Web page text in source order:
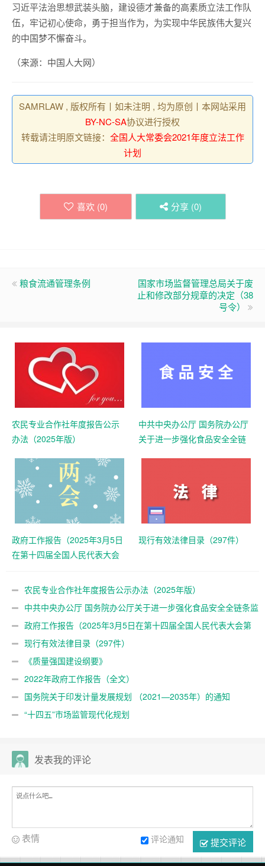
习近平法治思想武装头脑，建设德才兼备的高素质立法工作队
伍，牢记初心使命，勇于担当作为，为实现中华民族伟大复兴
的中国梦不懈奋斗。
（来源：中国人大网）
SAMRLAW , 版权所有丨如未注明 , 均为原创丨本网站采用
BY-NC-SA协议进行授权
转载请注明原文链接： 全国人大常委会2021年度立法工作
计划
喜欢 (0) 分享 (0)
粮食流通管理条例
国家市场监督管理总局关于废
止和修改部分规章的决定（38
号令）
农民专业合作社年度报告公示
办法（2025年版）
中共中央办公厅 国务院办公厅
关于进一步强化食品安全全链
政府工作报告（2025年3月5日
在第十四届全国人民代表大会
现行有效法律目录（297件）
农民专业合作社年度报告公示办法（2025年版）
中共中央办公厅 国务院办公厅关于进一步强化食品安全全链条监
管的意见
政府工作报告（2025年3月5日在第十四届全国人民代表大会第
三次会议上）
现行有效法律目录（297件）
《质量强国建设纲要》
2022年政府工作报告（全文）
国务院关于印发计量发展规划 （2021—2035年）的通知
“十四五”市场监管现代化规划
发表我的评论
提交评论
评论通知
表情